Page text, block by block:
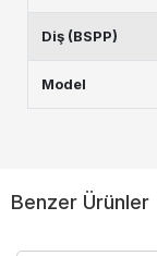
Diş (BSPP)
Model
Benzer Ürünler